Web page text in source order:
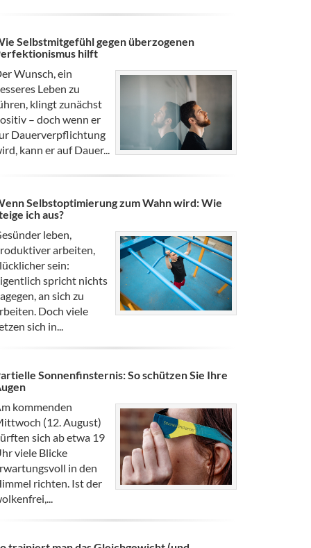
Selbstmitgefühl gegen überzogenen
hilft
Wunsch, ein
Leben zu
klingt zunächst
– doch wenn er
Dauerverpflichtung
kann er auf Dauer...
Selbstoptimierung zum Wahn wird: Wie
ich aus?
leben,
arbeiten,
sein:
spricht nichts
an sich zu
Doch viele
sich in...
Sonnenfinsternis: So schützen Sie Ihre
kommenden
(12. August)
sich ab etwa 19
viele Blicke
in den
richten. Ist der